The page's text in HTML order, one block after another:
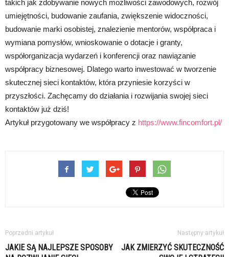
takich jak zdobywanie nowych możliwości zawodowych, rozwój
umiejętności, budowanie zaufania, zwiększenie widoczności,
budowanie marki osobistej, znalezienie mentorów, współpraca i
wymiana pomysłów, wnioskowanie o dotacje i granty,
współorganizacja wydarzeń i konferencji oraz nawiązanie
współpracy biznesowej. Dlatego warto inwestować w tworzenie
skutecznej sieci kontaktów, która przyniesie korzyści w
przyszłości. Zachęcamy do działania i rozwijania swojej sieci
kontaktów już dziś!
Artykuł przygotowany we współpracy z https://www.fincomfort.pl/
Poprzedni artykuł
JAKIE SĄ NAJLEPSZE SPOSOBY
Następny artykuł
JAK ZMIERZYĆ SKUTECZNOŚĆ